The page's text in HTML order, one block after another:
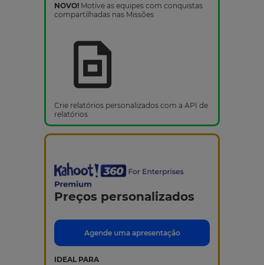
NOVO! Motive as equipes com conquistas
compartilhadas nas Missões
Crie relatórios personalizados com a API de
relatórios
Preços personalizados
Agende uma apresentação
IDEAL PARA